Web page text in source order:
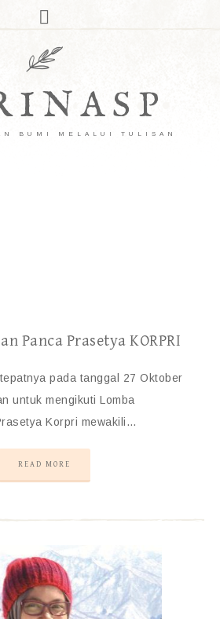
BUMI MELALUI TULISAN
Panca Prasetya KORPRI
pada tanggal 27 Oktober
untuk mengikuti Lomba
Korpri mewakili…
READ MORE